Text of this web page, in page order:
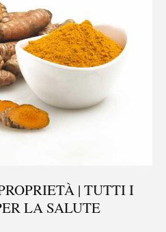
| TUTTI I
LA SALUTE